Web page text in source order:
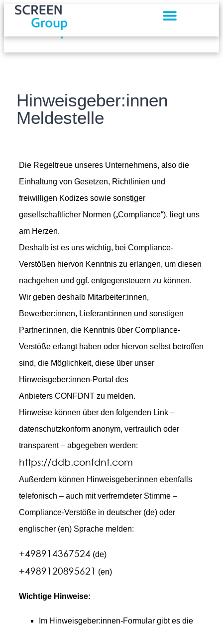
Hinweisgeber:innen
Meldestelle
Die Regeltreue unseres Unternehmens, also die
Einhaltung von Gesetzen, Richtlinien und
freiwilligen Kodizes sowie sonstiger
gesellschaftlicher Normen („Compliance“), liegt uns
am Herzen.
Deshalb ist es uns wichtig, bei Compliance-
Verstößen hiervon Kenntnis zu erlangen, um diesen
nachgehen und ggf. entgegensteuern zu können.
Wir geben deshalb Mitarbeiter:innen,
Bewerber:innen, Lieferant:innen und sonstigen
Partner:innen, die Kenntnis über Compliance-
Verstöße erlangt haben oder hiervon selbst betroffen
sind, die Möglichkeit, diese über unser
Hinweisgeber:innen-Portal des
Anbieters CONFDNT zu melden.
Hinweise können über den folgenden Link –
datenschutzkonform anonym, vertraulich oder
transparent – abgegeben werden:
https://ddb.confdnt.com
Außerdem können Hinweisgeber:innen ebenfalls
telefonisch – auch mit verfremdeter Stimme –
Compliance-Verstöße in deutscher (de) oder
englischer (en) Sprache melden:
+498914367524 (de)
+4989120895621 (en)
Wichtige Hinweise:
Im Hinweisgeber:innen-Formular gibt es die